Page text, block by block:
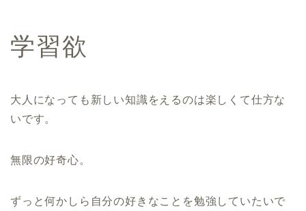
学習欲
大人になっても新しい知識をえるのは楽しくて仕方な
いです。
無限の好奇心。
ずっと何かしら自分の好きなことを勉強していたいで